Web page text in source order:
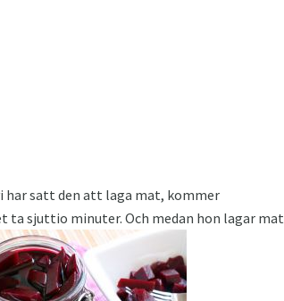
satt den att laga mat, kommer
sjuttio minuter. Och medan hon lagar mat